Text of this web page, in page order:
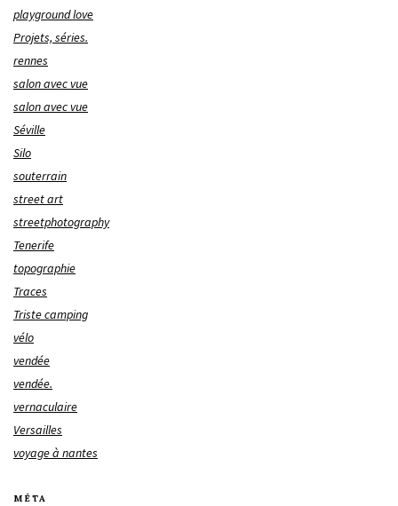
playground love
Projets, séries.
rennes
salon avec vue
salon avec vue
Séville
Silo
souterrain
street art
streetphotography
Tenerife
topographie
Traces
Triste camping
vélo
vendée
vendée.
vernaculaire
Versailles
voyage à nantes
MÉTA